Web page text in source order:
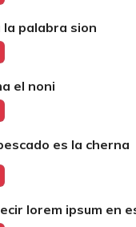
la palabra sion
el noni
es la cherna
lorem ipsum en